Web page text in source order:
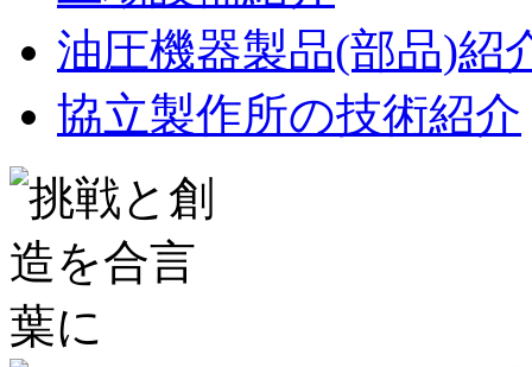
油圧機器製品(部品)紹
協立製作所の技術紹介